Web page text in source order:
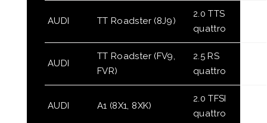
AUDI TT Roadster (8J9)
2.0 TTS
quattro
AUDI
TT Roadster (FV9,
FVR)
2.5 RS
quattro
AUDI A1 (8X1, 8XK)
2.0 TFSI
quattro